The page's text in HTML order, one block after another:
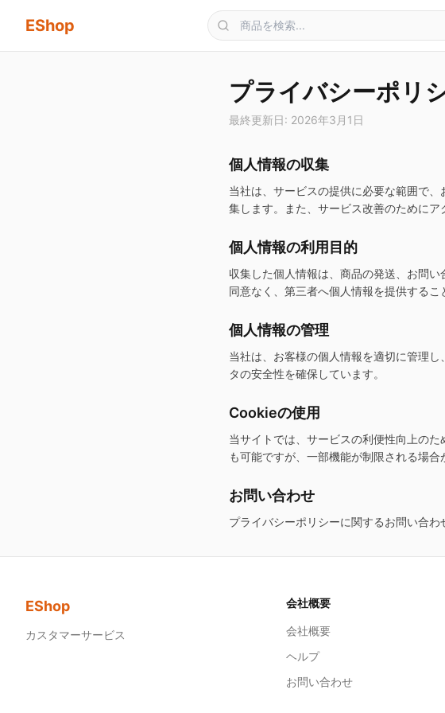
EShop
プライバシーポリ
最終更新日: 2026年3月1日
個人情報の収集
当社は、サービスの提供に必要な範囲で
集します。また、サービス改善のためにア
個人情報の利用目的
収集した個人情報は、商品の発送、お問
同意なく、第三者へ個人情報を提供するこ
個人情報の管理
当社は、お客様の個人情報を適切に管理
タの安全性を確保しています。
Cookieの使用
当サイトでは、サービスの利便性向上の
も可能ですが、一部機能が制限される場合
お問い合わせ
プライバシーポリシーに関するお問い合わ
EShop
カスタマーサービス
会社概要
会社概要
ヘルプ
お問い合わせ